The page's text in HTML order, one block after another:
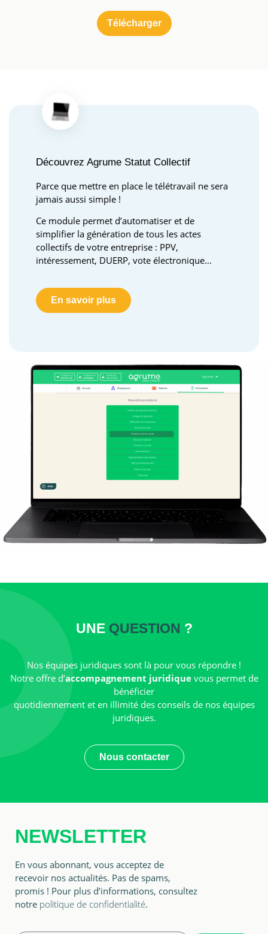
Découvrez Agrume Statut Collectif
Parce que mettre en place le télétravail ne sera
jamais aussi simple !
Ce module permet d’automatiser et de
simplifier la génération de tous les actes
collectifs de votre entreprise : PPV,
intéressement, DUERP, vote électronique…
En savoir plus
UNE QUESTION ?
Nos équipes juridiques sont là pour vous répondre !
Notre offre d’accompagnement juridiquevous permet de
bénéficier
quotidiennement et en illimité des conseils de nos équipes
juridiques.
Nous contacter
NEWSLETTER
En vous abonnant, vous acceptez de
recevoir nos actualités. Pas de spams,
promis ! Pour plus d’informations, consultez
notre politique de confidentialité.